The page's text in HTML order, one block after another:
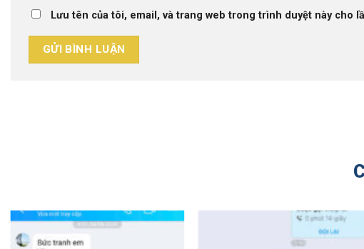
Lưu tên của tôi, email, và trang web trong trình duyệt này cho